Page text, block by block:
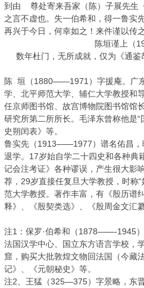
到由 尊处寄来吾家（陈）子展先生
之言不虚也。失一伯希和，得一鲁实
再兴于今日，何幸如之！来件谨以传
陈垣谨上（1945年）
数年杜门，无所成就，仅为《通鉴
陈 垣（1880——1971）字援庵。广
学、北平师范大学、辅仁大学教授和
任京师图书馆、故宫博物院图书馆馆
研究所第二所所长。毛泽东曾称他是
史朔闰表》等。
鲁实先（1913——1977）谱名佑昌，
退学。17岁始自学二十四史和各种典
记会注考证》各种谬误，产生很大影
荐，29岁直接任复旦大学教授，时称
范大学教授。著作丰富，有《殷历谱
释》、《殷契类选》、《殷周金文汇
注1：保罗·伯希和（1878——-1945
法国汉学中心、国立东方语言学校，
窟，购买大批敦煌文物回法国（今藏
记》、《元朝秘史》等。
注2、王猛（325—375）字景略，东